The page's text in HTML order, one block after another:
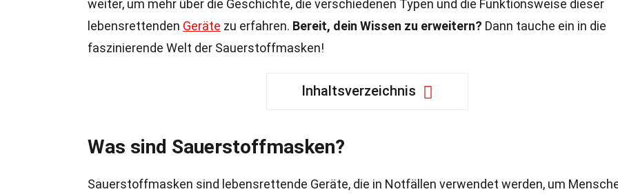
weiter, um mehr über die Geschichte, die verschiedenen Typen und die Funktionsweise dieser
lebensrettenden Geräte zu erfahren. Bereit, dein Wissen zu erweitern? Dann tauche ein in die
faszinierende Welt der Sauerstoffmasken!
Inhaltsverzeichnis
Was sind Sauerstoffmasken?
Sauerstoffmasken sind lebensrettende Geräte, die in Notfällen verwendet werden, um